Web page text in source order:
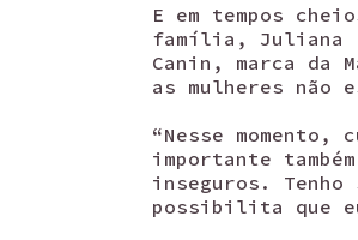
E em tempos
família, Juliana
Canin, marca da
as mulheres não
“Nesse
importante
inseguros.
possibilita que